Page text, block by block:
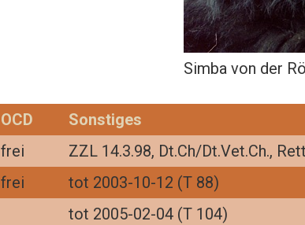
Simba von der
OCD
Sonstiges
frei
ZZL 14.3.98, Dt.Ch/Dt.Vet.Ch.,
frei
tot 2003-10-12 (T 88)
tot 2005-02-04 (T 104)